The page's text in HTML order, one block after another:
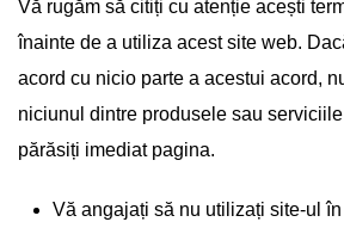
Vă rugăm să citiți cu atenție acești
înainte de a utiliza acest site web.
acord cu nicio parte a acestui acord,
niciunul dintre produsele sau
părăsiți imediat pagina.
Vă angajați să nu utilizați site-ul